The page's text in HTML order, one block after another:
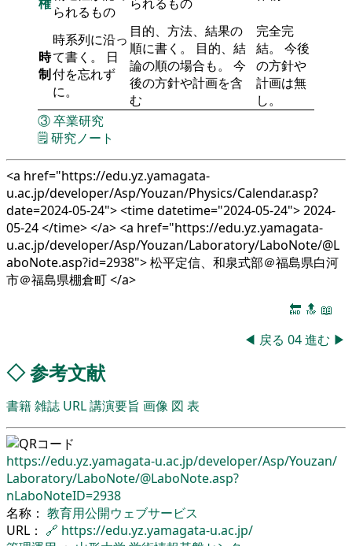
られるもの
時
制
時系列に沿っ
て書く。 日
付を忘れず
に。
目的、方法、結果の
順に書く。 目的、結
論の順の場合も。 今
後の方針や計画を含
む
完全完
結。 今後
の方針や
計画は無
し。
③卒業研究
🗒️研究ノート
<a href="https://edu.yz.yamagata-
u.ac.jp/developer/Asp/Youzan/Physics/Calendar.asp?
date=2024-05-24"> <time datetime="2024-05-24"> 2024-
05-24 </time> </a> <a href="https://edu.yz.yamagata-
u.ac.jp/developer/Asp/Youzan/Laboratory/LaboNote/@L
aboNote.asp?id=2938"> 松平定信、和泉式部＠福島県白河
市＠福島県棚倉町 </a>
🔚 🔝 📖
◀ 戻る 04進む ▶
◇参考文献
書籍雑誌 URL講演要旨 画像 図 表
https://edu.yz.yamagata-u.ac.jp/developer/Asp/Youzan/
Laboratory/LaboNote/@LaboNote.asp?
nLaboNoteID=2938
名称： 教育用公開ウェブサービス
URL： 🔗 https://edu.yz.yamagata-u.ac.jp/